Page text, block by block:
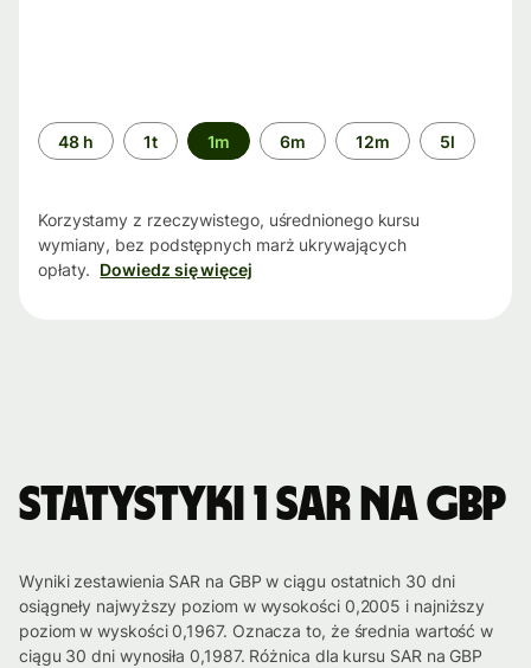
Przedział
czasu
48 h 1t 1m 6m 12m 5l
Korzystamy z rzeczywistego, uśrednionego kursu
wymiany, bez podstępnych marż ukrywających
opłaty. Dowiedz się więcej
Statystyki 1 SAR na GBP
Wyniki zestawienia SAR na GBP w ciągu ostatnich 30 dni
osiągneły najwyższy poziom w wysokości 0,2005 i najniższy
poziom w wyskości 0,1967. Oznacza to, że średnia wartość w
ciągu 30 dni wynosiła 0,1987. Różnica dla kursu SAR na GBP